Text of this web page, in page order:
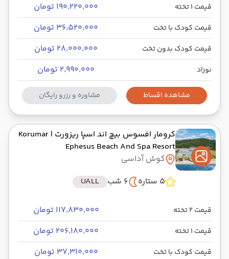
قیمت 1 تخته ۱۹۰٬۲۲۰٬۰۰۰ تومان
قیمت کودک با تخت ۳۶٬۵۲۰٬۰۰۰ تومان
قیمت کودک بدون تخت ۲۸٬۰۰۰٬۰۰۰ تومان
نوزاد ۲٬۹۹۰٬۰۰۰ تومان
مشاهده اقساط مشاوره و رزرو رایگان
کرومار افسوس بیچ اند اسپا ریزورت | Korumar
Ephesus Beach And Spa Resort
کوش آداسی
5 ستاره
6 شب UALL
قیمت 2 تخته ۱۱۷٬۸۳۰٬۰۰۰ تومان
قیمت 1 تخته ۲۰۶٬۱۸۰٬۰۰۰ تومان
قیمت کودک با تخت ۳۷٬۳۱۰٬۰۰۰ تومان